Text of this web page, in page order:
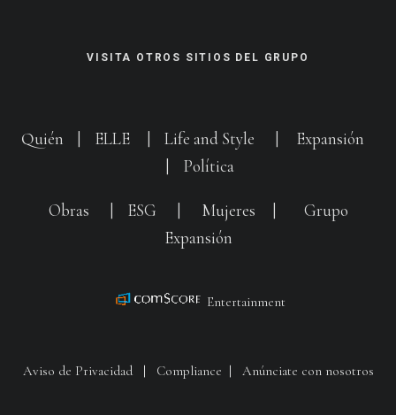
VISITA OTROS SITIOS DEL GRUPO
Quién ELLE Life and Style
Expansión
Política
Obras ESG Mujeres
Grupo
Expansión
Entertainment
Aviso de Privacidad| Compliance Anúnciate con nosotros